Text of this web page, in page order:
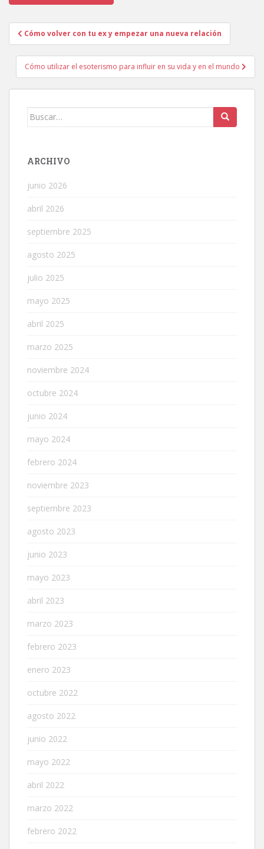
Navegación
de
entradas
Cómo volver con tu ex y empezar una nueva relación
Cómo utilizar el esoterismo para influir en su vida y en el mundo
Buscar:
ARCHIVO
junio 2026
abril 2026
septiembre 2025
agosto 2025
julio 2025
mayo 2025
abril 2025
marzo 2025
noviembre 2024
octubre 2024
junio 2024
mayo 2024
febrero 2024
noviembre 2023
septiembre 2023
agosto 2023
junio 2023
mayo 2023
abril 2023
marzo 2023
febrero 2023
enero 2023
octubre 2022
agosto 2022
junio 2022
mayo 2022
abril 2022
marzo 2022
febrero 2022